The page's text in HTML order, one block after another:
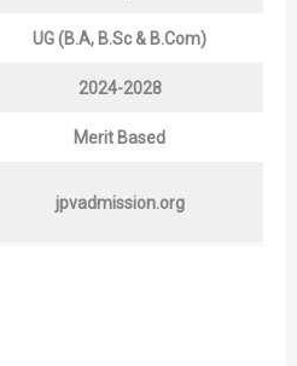
UG(B.A, B.Sc & B.Com)
2024-2028
Merit Based
jpvadmission.org